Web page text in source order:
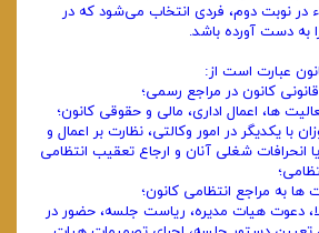
در نوبت دوم، فردی انتخاب می‌شود که در
به دست آورده باشد.
عبارت است از:
با یکدیگر در امور وکالتی، نظارت بر اعمال و
انحرافات شغلی آنان و ارجاع تعقیب انتظامی
دعوت هیات ‌مدیره، ریاست جلسه، حضور در